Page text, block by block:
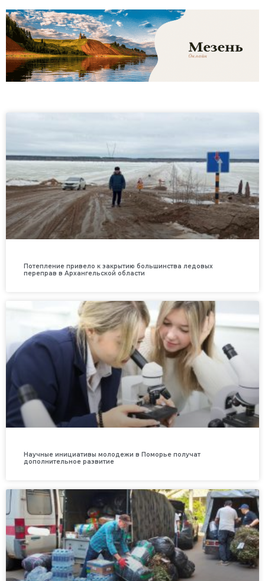
Потепление привело к закрытию большинства ледовых
переправ в Архангельской области
Научные инициативы молодежи в Поморье получат
дополнительное развитие